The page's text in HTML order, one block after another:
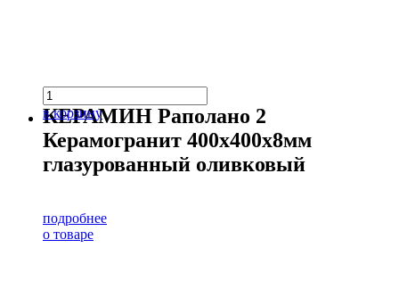
в корзину
КЕРАМИН Раполано 2
Керамогранит 400х400х8мм
глазурованный оливковый
подробнее
о товаре